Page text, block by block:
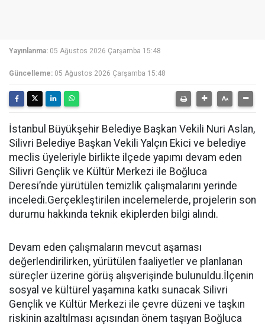
Yayınlanma: 05 Ağustos 2026 Çarşamba 15:48
Güncelleme: 05 Ağustos 2026 Çarşamba 15:48
İstanbul Büyükşehir Belediye Başkan Vekili Nuri Aslan,
Silivri Belediye Başkan Vekili Yalçın Ekici ve belediye
meclis üyeleriyle birlikte ilçede yapımı devam eden
Silivri Gençlik ve Kültür Merkezi ile Boğluca
Deresi’nde yürütülen temizlik çalışmalarını yerinde
inceledi.Gerçekleştirilen incelemelerde, projelerin son
durumu hakkında teknik ekiplerden bilgi alındı.
Devam eden çalışmaların mevcut aşaması
değerlendirilirken, yürütülen faaliyetler ve planlanan
süreçler üzerine görüş alışverişinde bulunuldu.İlçenin
sosyal ve kültürel yaşamına katkı sunacak Silivri
Gençlik ve Kültür Merkezi ile çevre düzeni ve taşkın
riskinin azaltılması açısından önem taşıyan Boğluca